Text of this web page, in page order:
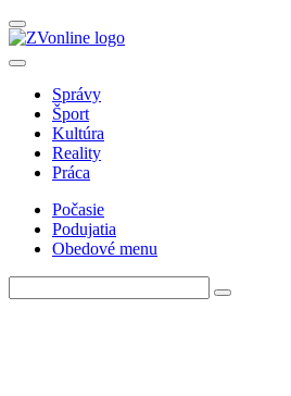
Správy
Šport
Kultúra
Reality
Práca
Počasie
Podujatia
Obedové menu